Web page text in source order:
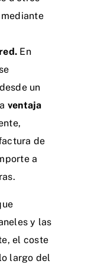
En
un
ventaja
de
a
y las
el coste
largo del